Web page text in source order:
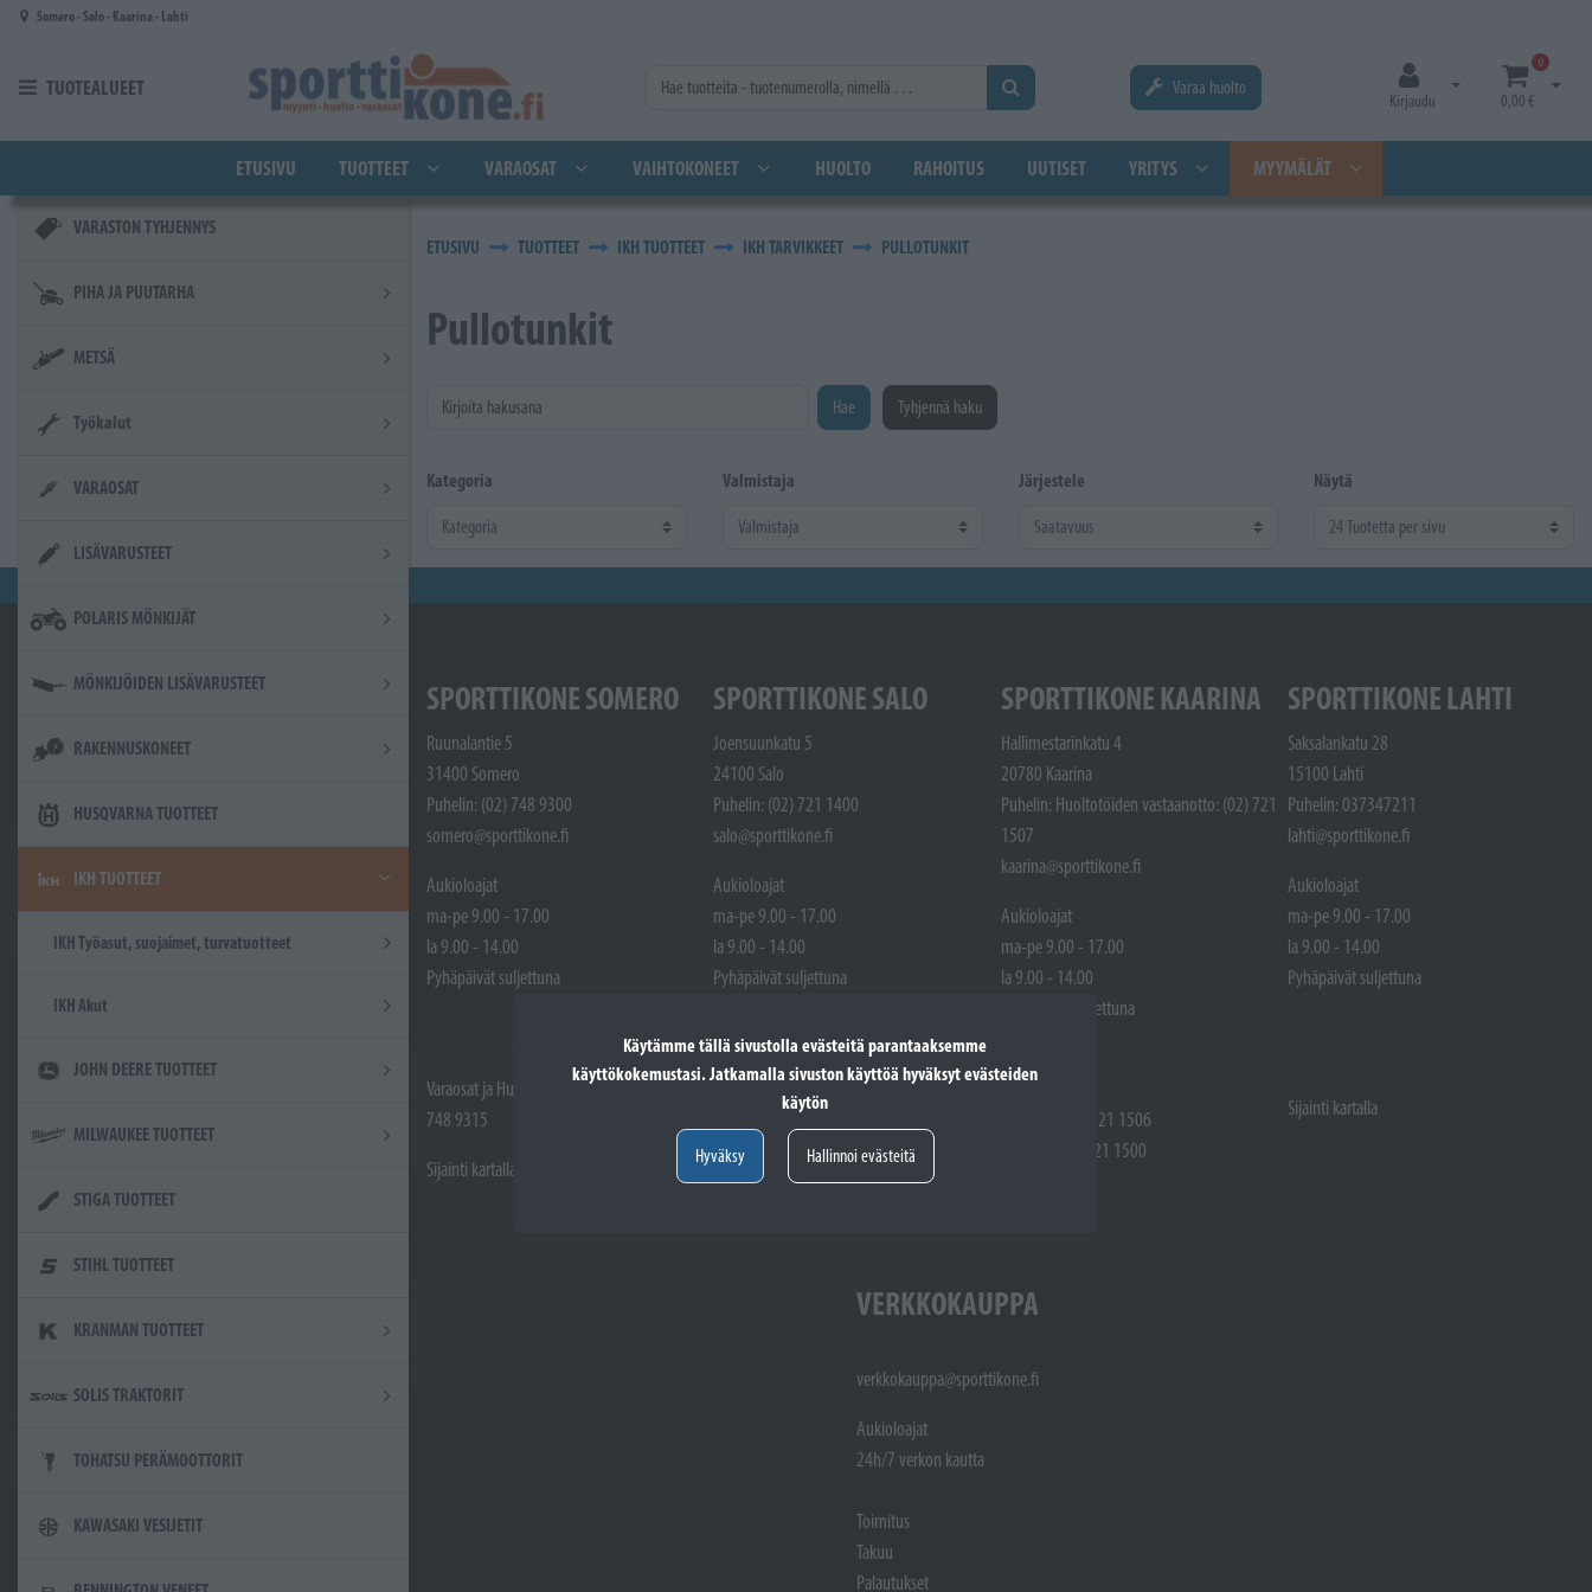
Käytämme tällä sivustolla evästeitä parantaaksemme
käyttökokemustasi. Jatkamalla sivuston käyttöä hyväksyt evästeiden
käytön
Hyväksy Hallinnoi evästeitä
Siirry pääsisältöön
Somero - Salo - Kaarina - Lahti
TUOTEALUEET Varaa huolto
Kirjaudu
Avaa kirjautuminen
0
0,00 €
Avaa
ETUSIVU TUOTTEET VARAOSAT VAIHTOKONEET HUOLTO RAHOITUS UUTISET YRITYS MYYMÄLÄT
VARASTON TYHJENNYS
PIHA JA PUUTARHA
METSÄ
Työkalut
VARAOSAT
LISÄVARUSTEET
POLARIS MÖNKIJÄT
MÖNKIJÖIDEN LISÄVARUSTEET
RAKENNUSKONEET
HUSQVARNA TUOTTEET
IKH TUOTTEET
IKH Työasut, suojaimet, turvatuotteet
IKH Akut
JOHN DEERE TUOTTEET
MILWAUKEE TUOTTEET
STIGA TUOTTEET
STIHL TUOTTEET
KRANMAN TUOTTEET
SOLIS TRAKTORIT
TOHATSU PERÄMOOTTORIT
KAWASAKI VESIJETIT
ETUSIVU TUOTTEET IKH TUOTTEET IKH TARVIKKEET PULLOTUNKIT
Pullotunkit
Kirjoita hakusana Hae Tyhjennä haku
Kategoria Valmistaja Järjestele Näytä
SPORTTIKONE SOMERO
Ruunalantie 5
31400 Somero
Puhelin: (02) 748 9300
somero@sporttikone.fi
Aukioloajat
ma-pe 9.00 - 17.00
la 9.00 - 14.00
Pyhäpäivät suljettuna
Varaosat ja Huoltotöiden vastaanotto: (02)
748 9315
Sijainti kartalla
SPORTTIKONE SALO
Joensuunkatu 5
24100 Salo
Puhelin: (02) 721 1400
salo@sporttikone.fi
Aukioloajat
ma-pe 9.00 - 17.00
la 9.00 - 14.00
Pyhäpäivät suljettuna
Varaosat: (02) 721 1407
Huoltotöiden vastaanotto: 02 7211405
Sijainti kartalla
SPORTTIKONE KAARINA
Hallimestarinkatu 4
20780 Kaarina
Puhelin: Huoltotöiden vastaanotto: (02) 721
1507
kaarina@sporttikone.fi
Aukioloajat
ma-pe 9.00 - 17.00
la 9.00 - 14.00
Pyhäpäivät suljettuna
Varaosat: (02) 721 1506
Myynti : (02) 721 1500
SPORTTIKONE LAHTI
Saksalankatu 28
15100 Lahti
Puhelin: 037347211
lahti@sporttikone.fi
Aukioloajat
ma-pe 9.00 - 17.00
la 9.00 - 14.00
Pyhäpäivät suljettuna
Sijainti kartalla
VERKKOKAUPPA
verkkokauppa@sporttikone.fi
Aukioloajat
24h/7 verkon kautta
Toimitus
Takuu
Palautukset